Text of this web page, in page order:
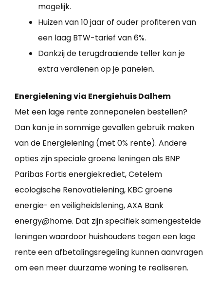
mogelijk.
Huizen van 10 jaar of ouder profiteren van
een laag BTW-tarief van 6%.
Dankzij de terugdraaiende teller kan je
extra verdienen op je panelen.
Energielening via Energiehuis Dalhem
Met een lage rente zonnepanelen bestellen?
Dan kan je in sommige gevallen gebruik maken
van de Energielening (met 0% rente). Andere
opties zijn speciale groene leningen als BNP
Paribas Fortis energiekrediet, Cetelem
ecologische Renovatielening, KBC groene
energie- en veiligheidslening, AXA Bank
energy@home. Dat zijn specifiek samengestelde
leningen waardoor huishoudens tegen een lage
rente een afbetalingsregeling kunnen aanvragen
om een meer duurzame woning te realiseren.